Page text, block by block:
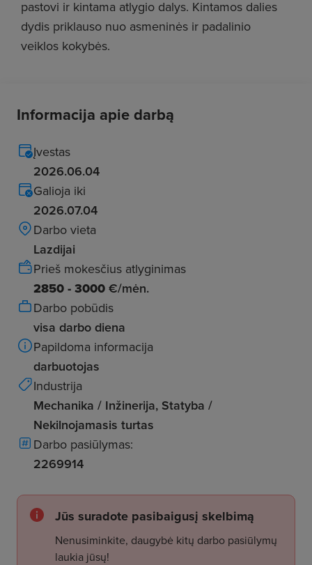
pastovi ir kintama atlygio dalys. Kintamos dalies
dydis priklauso nuo asmeninės ir padalinio
veiklos kokybės.
Informacija apie darbą
Įvestas
2026.06.04
Galioja iki
2026.07.04
Darbo vieta
Lazdijai
Prieš mokesčius atlyginimas
2850 - 3000 €/mėn.
Darbo pobūdis
visa darbo diena
Papildoma informacija
darbuotojas
Industrija
Mechanika / Inžinerija, Statyba /
Nekilnojamasis turtas
Darbo pasiūlymas:
2269914
Jūs suradote pasibaigusį skelbimą
Nenusiminkite, daugybė kitų darbo pasiūlymų
laukia jūsų!